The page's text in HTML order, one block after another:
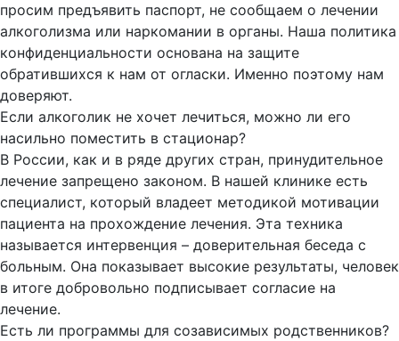
просим предъявить паспорт, не сообщаем о лечении
алкоголизма или наркомании в органы. Наша политика
конфиденциальности основана на защите
обратившихся к нам от огласки. Именно поэтому нам
доверяют.
Если алкоголик не хочет лечиться, можно ли его
насильно поместить в стационар?
В России, как и в ряде других стран, принудительное
лечение запрещено законом. В нашей клинике есть
специалист, который владеет методикой мотивации
пациента на прохождение лечения. Эта техника
называется интервенция – доверительная беседа с
больным. Она показывает высокие результаты, человек
в итоге добровольно подписывает согласие на
лечение.
Есть ли программы для созависимых родственников?